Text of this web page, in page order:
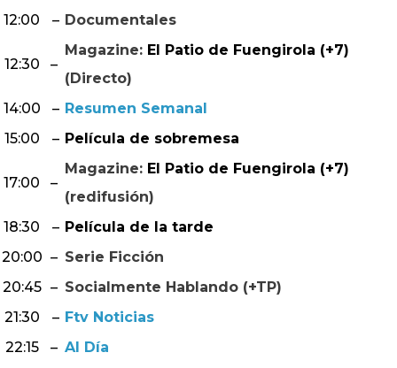
12:00
– Documentales
12:30 –
Magazine: El Patio de Fuengirola (+7)
(Directo)
14:00
– Resumen Semanal
15:00
– Película de sobremesa
17:00 –
Magazine: El Patio de Fuengirola (+7)
(redifusión)
18:30
– Película de la tarde
20:00 – Serie Ficción
20:45 – Socialmente Hablando (+TP)
21:30
– Ftv Noticias
22:15
– Al Día